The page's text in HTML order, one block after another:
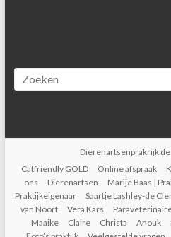
Dierenartsenprakrijk
Catfriendly GOLD
Online afspraak
ons
Dierenartsen Marije Baas |
Praktijkeigenaar
Saartje Lashley-de
van Noort
Vera Kars
Maaike
Claire Christa Anouk